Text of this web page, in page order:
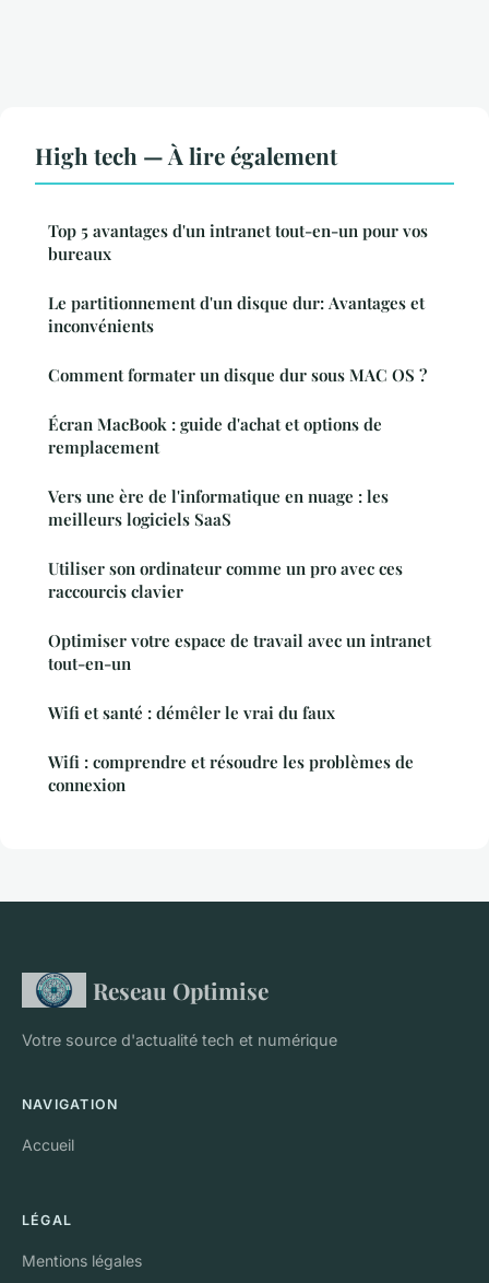
High tech — À lire également
Top 5 avantages d'un intranet tout-en-un pour vos
bureaux
Le partitionnement d'un disque dur: Avantages et
inconvénients
Comment formater un disque dur sous MAC OS ?
Écran MacBook : guide d'achat et options de
remplacement
Vers une ère de l'informatique en nuage : les
meilleurs logiciels SaaS
Utiliser son ordinateur comme un pro avec ces
raccourcis clavier
Optimiser votre espace de travail avec un intranet
tout-en-un
Wifi et santé : démêler le vrai du faux
Wifi : comprendre et résoudre les problèmes de
connexion
Reseau Optimise
Votre source d'actualité tech et numérique
NAVIGATION
Accueil
LÉGAL
Mentions légales